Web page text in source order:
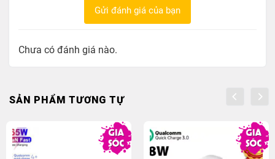
Gửi đánh giá của bạn
Chưa có đánh giá nào.
SẢN PHẨM TƯƠNG TỰ